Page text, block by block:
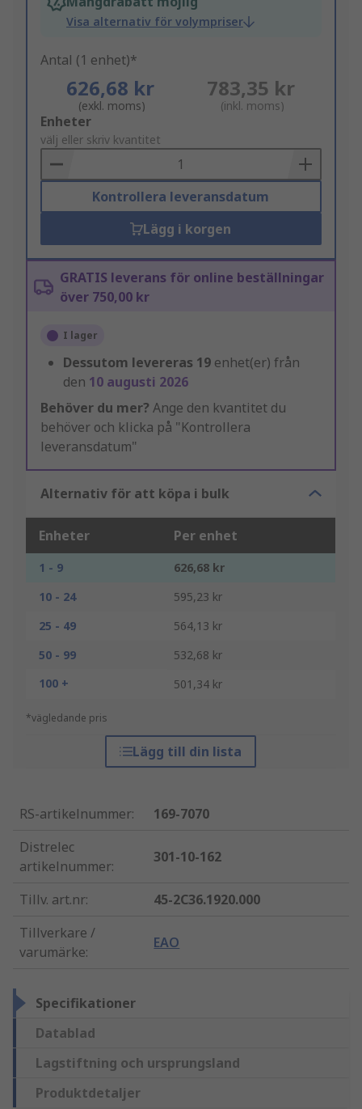
Visa alternativ för volympriser
Antal (1 enhet)*
626,68 kr
(exkl. moms)
783,35 kr
(inkl. moms)
Add
to
Basket
Enheter
välj eller skriv kvantitet
Kontrollera leveransdatum
Lägg i korgen
GRATIS leverans för online beställningar
över 750,00 kr
I lager
Dessutom levereras 19 enhet(er) från
den 10 augusti 2026
Behöver du mer? Ange den kvantitet du
behöver och klicka på "Kontrollera
leveransdatum"
Alternativ för att köpa i bulk
Enheter Per enhet
1 - 9
626,68 kr
10 - 24
595,23 kr
25 - 49
564,13 kr
50 - 99
532,68 kr
100 +
501,34 kr
*vägledande pris
Lägg till din lista
RS-artikelnummer:
169-7070
Distrelec
artikelnummer:
301-10-162
Tillv. art.nr:
45-2C36.1920.000
Tillverkare /
varumärke:
EAO
Specifikationer
Datablad
Lagstiftning och ursprungsland
Produktdetaljer